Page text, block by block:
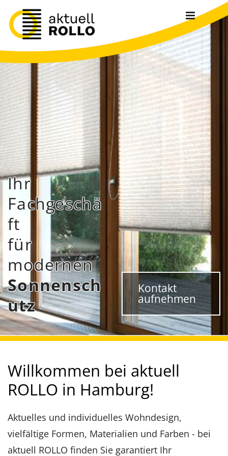
Zum Inhalt springen
Ihr
Fachgeschä
ft
für
modernen
Sonnensch
utz
Kontakt
aufnehmen
Willkommen bei aktuell
ROLLO in Hamburg!
Aktuelles und individuelles Wohndesign,
vielfältige Formen, Materialien und Farben - bei
aktuell ROLLO finden Sie garantiert Ihr